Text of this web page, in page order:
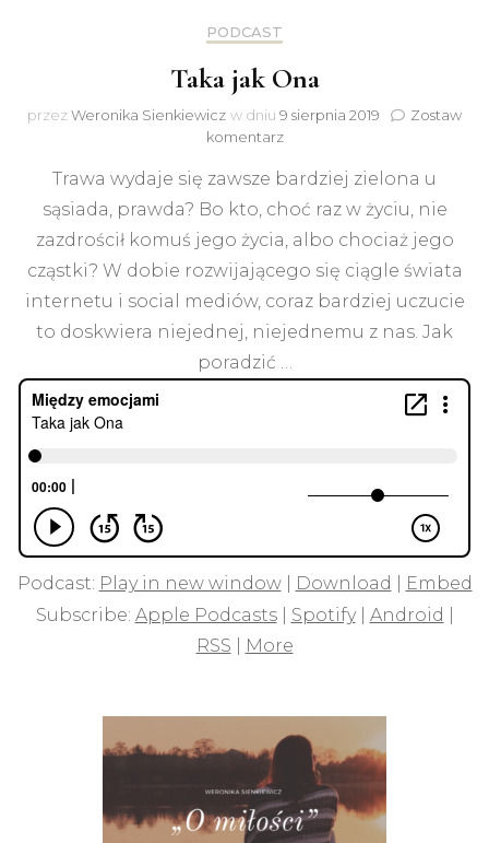
PODCAST
Taka jak Ona
przezWeronika Sienkiewicz w dniu 9 sierpnia 2019
Zostaw
komentarzdo
jak
Ona
Trawa wydaje się zawsze bardziej zielona u
sąsiada, prawda? Bo kto, choć raz w życiu, nie
zazdrościł komuś jego życia, albo chociaż jego
cząstki? W dobie rozwijającego się ciągle świata
internetu i social mediów, coraz bardziej uczucie
to doskwiera niejednej, niejednemu z nas. Jak
poradzić …
Podcast: Play in new window| Download
Embed
Subscribe: Apple Podcasts| Spotify| Android
RSS
More